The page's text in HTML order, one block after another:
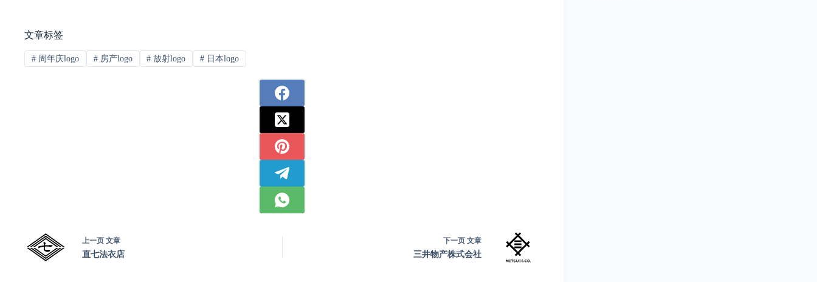
文章标签
#周年庆logo #房产logo # 放射logo # 日本logo
上一页 文章
直七法衣店
下一页文章
三井物产株式会社